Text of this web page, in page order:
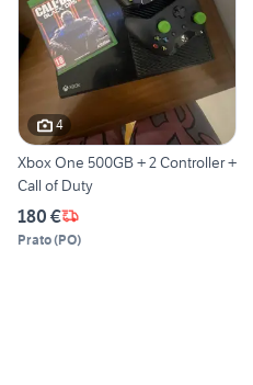
4
Xbox One 500GB + 2 Controller +
Call of Duty
180 €
Prato(PO)